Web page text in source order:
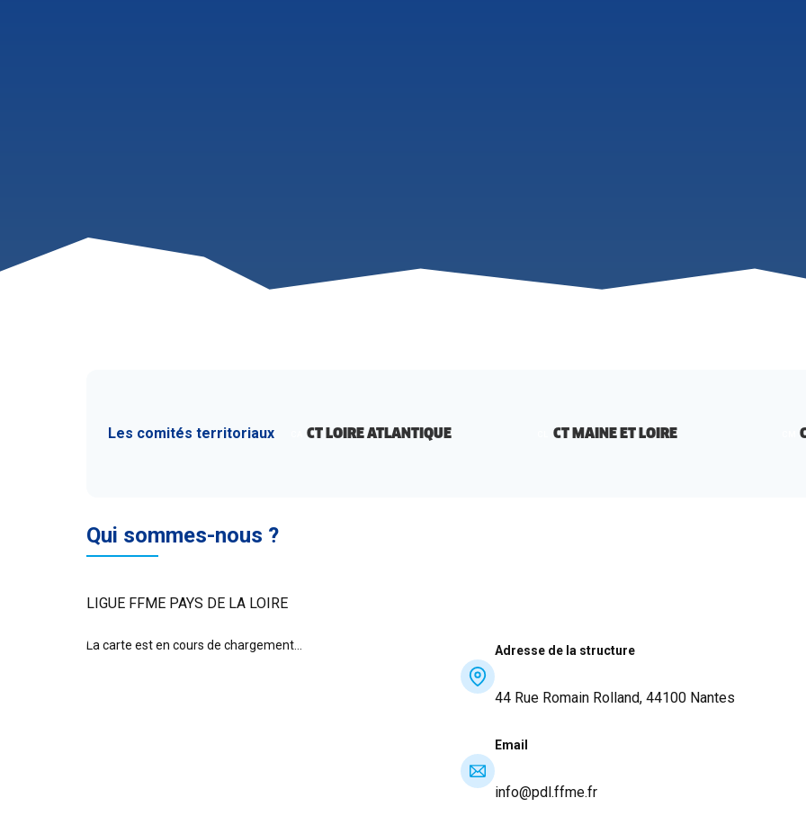
Les comités territoriaux CT LOIRE ATLANTIQUE CT MAINE ET LOIRE
Qui sommes-nous ?
LIGUE FFME PAYS DE LA LOIRE
La carte est en cours de chargement... Adresse de la structure
44 Rue Romain Rolland, 44100 Nantes
Email
info@pdl.ffme.fr